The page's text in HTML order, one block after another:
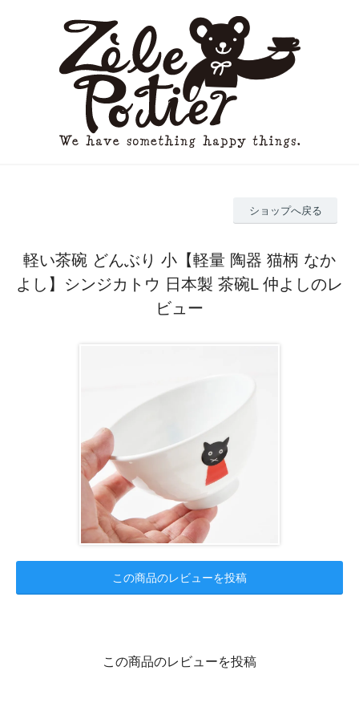
ショップへ戻る
軽い茶碗 どんぶり 小【軽量 陶器 猫柄 なか
よし】シンジカトウ 日本製 茶碗L 仲よしのレ
ビュー
この商品のレビューを投稿
この商品のレビューを投稿